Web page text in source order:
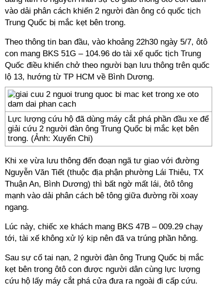
vào dải phân cách khiến 2 người đàn ông có quốc tịch
Trung Quốc bị mắc kẹt bên trong.
Theo thông tin ban đầu, vào khoảng 22h30 ngày 5/7, ôtô
con mang BKS 51G – 104.96 do tài xế quốc tịch Trung
Quốc điều khiển chở theo người bạn lưu thông trên quốc
lộ 13, hướng từ TP HCM về Bình Dương.
Lực lượng cứu hộ đã dùng máy cắt phá phần đầu xe để
giải cứu 2 người đàn ông Trung Quốc bị mắc kẹt bên
trong. (Ảnh: Xuyến Chi)
Khi xe vừa lưu thông đến đoạn ngã tư giao với đường
Nguyễn Văn Tiết (thuộc địa phận phường Lái Thiêu, TX
Thuận An, Bình Dương) thì bất ngờ mất lái, ôtô tông
mạnh vào dải phân cách bê tông giữa đường rồi xoay
ngang.
Lúc này, chiếc xe khách mang BKS 47B – 009.29 chạy
tới, tài xế không xử lý kịp nên đã va trúng phần hông.
Sau sự cố tai nạn, 2 người đàn ông Trung Quốc bị mắc
kẹt bên trong ôtô con được người dân cùng lực lượng
cứu hộ lấy máy cắt phá cửa đưa ra ngoài đi cấp cứu.